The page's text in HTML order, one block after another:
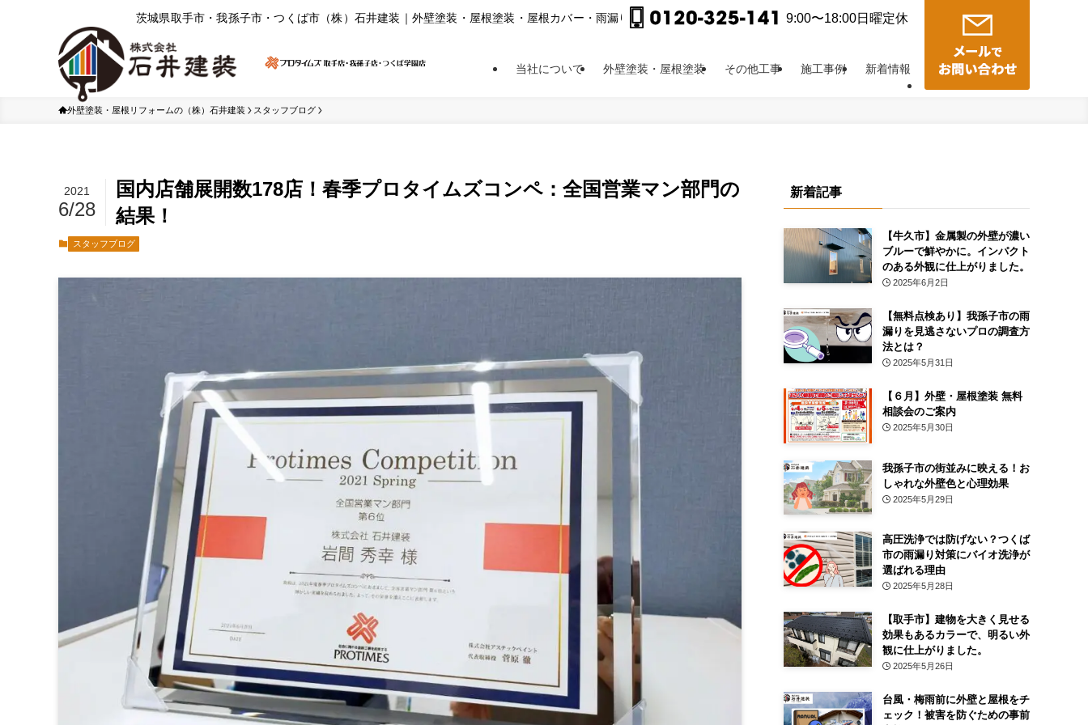
茨城県取⼿市・我孫⼦市・つくば市（株）⽯井建装｜外壁塗装・屋根塗装・屋根カバー・⾬漏り修理他 9:00〜18:00日曜定休
当社について 外壁塗装・屋根塗装 その他工事 施工事例 新着情報
外壁塗装・屋根リフォームの（株）石井建装 スタッフブログ
国内店舗展開数178店！春季プロタイムズコンペ：全国営業マン部門の
結果！
2021
6/28
スタッフブログ
新着記事
【牛久市】金属製の外壁が濃い
ブルーで鮮やかに。インパクト
のある外観に仕上がりました。
2025年6月2日
【無料点検あり】我孫子市の雨
漏りを見逃さないプロの調査方
法とは？
2025年5月31日
【６月】外壁・屋根塗装 無料
相談会のご案内
2025年5月30日
我孫子市の街並みに映える！お
しゃれな外壁色と心理効果
2025年5月29日
高圧洗浄では防げない？つくば
市の雨漏り対策にバイオ洗浄が
選ばれる理由
2025年5月28日
【取手市】建物を大きく見せる
効果もあるカラーで、明るい外
観に仕上がりました。
2025年5月26日
台風・梅雨前に外壁と屋根をチ
ェック！被害を防ぐための事前